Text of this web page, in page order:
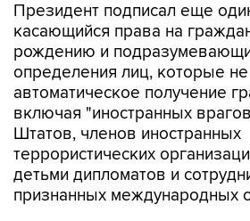
Президент подписал еще
касающийся права на
рождению и
определения лиц, которые
автоматическое получение
включая "иностранных
Штатов, членов иностранных
террористических
детьми дипломатов и
признанных международных